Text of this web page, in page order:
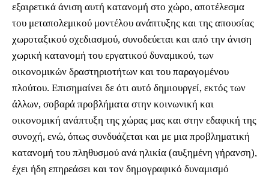
εξαιρετικά άνιση αυτή κατανομή στο χώρο, αποτέλεσμα
του μεταπολεμικού μοντέλου ανάπτυξης και της απουσίας
χωροταξικού σχεδιασμού, συνοδεύεται και από την άνιση
χωρική κατανομή του εργατικού δυναμικού, των
οικονομικών δραστηριοτήτων και του παραγομένου
πλούτου. Επισημαίνει δε ότι αυτό δημιουργεί, εκτός των
άλλων, σοβαρά προβλήματα στην κοινωνική και
οικονομική ανάπτυξη της χώρας μας και στην εδαφική της
συνοχή, ενώ, όπως συνδυάζεται και με μια προβληματική
κατανομή του πληθυσμού ανά ηλικία (αυξημένη γήρανση),
έχει ήδη επηρεάσει και τον δημογραφικό δυναμισμό